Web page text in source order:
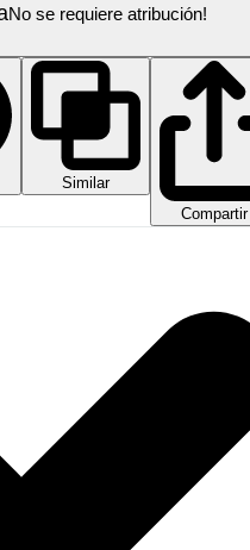
No se requiere atribución!
Similar
Compartir